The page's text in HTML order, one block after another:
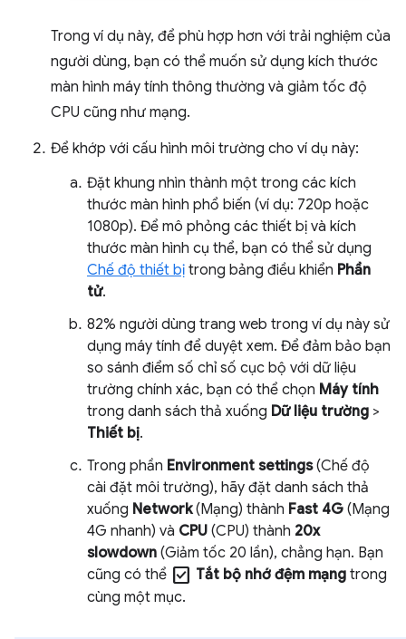
Trong ví dụ này, để phù hợp hơn với trải nghiệm của
người dùng, bạn có thể muốn sử dụng kích thước
màn hình máy tính thông thường và giảm tốc độ
CPU cũng như mạng.
Để khớp với cấu hình môi trường cho ví dụ này:
Đặt khung nhìn thành một trong các kích
thước màn hình phổ biến (ví dụ: 720p hoặc
1080p). Để mô phỏng các thiết bị và kích
thước màn hình cụ thể, bạn có thể sử dụng
Chế độ thiết bị trong bảng điều khiển Phần
tử.
82% người dùng trang web trong ví dụ này sử
dụng máy tính để duyệt xem. Để đảm bảo bạn
so sánh điểm số chỉ số cục bộ với dữ liệu
trường chính xác, bạn có thể chọn Máy tính
trong danh sách thả xuống Dữ liệu trường >
Thiết bị.
Trong phần Environment settings(Chế độ
cài đặt môi trường), hãy đặt danh sách thả
xuống Network(Mạng) thành Fast 4G (Mạng
4G nhanh) và CPU (CPU) thành 20x
slowdown (Giảm tốc 20 lần), chẳng hạn. Bạn
cũng có thể check_box Tắt bộ nhớ đệm mạng trong
cùng một mục.